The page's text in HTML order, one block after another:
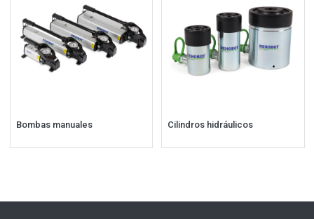
Bombas manuales Cilindros hidráulicos